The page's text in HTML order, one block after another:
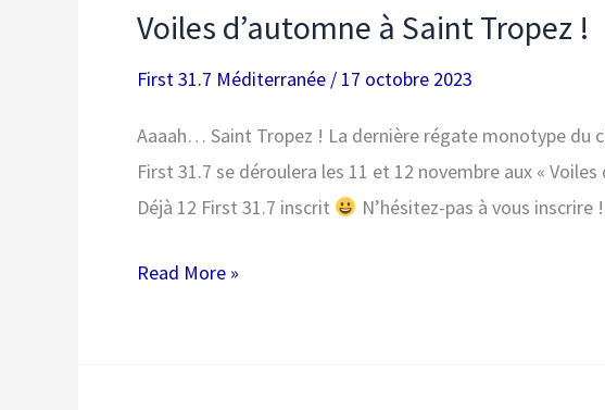
Voile-
Recherche
2023
Voiles d’automne à Saint Tropez !
First 31.7 Méditerranée / 17 octobre 2023
Aaaah… Saint Tropez ! La dernière régate monotype du
First 31.7 se déroulera les 11 et 12 novembre aux « Voiles
Déjà 12 First 31.7 inscrit
N’hésitez-pas à vous inscrire !
Voiles
Read More »